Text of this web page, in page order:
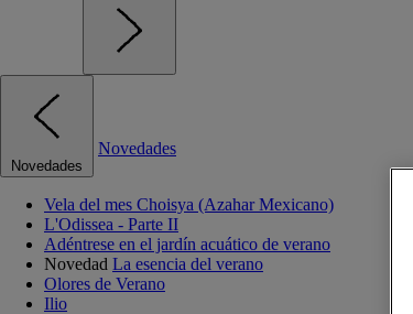
Novedades
Novedades
Vela del mes Choisya (Azahar Mexicano)
L'Odissea - Parte II
Adéntrese en el jardín acuático de verano
Novedad La esencia del verano
Olores de Verano
Ilio